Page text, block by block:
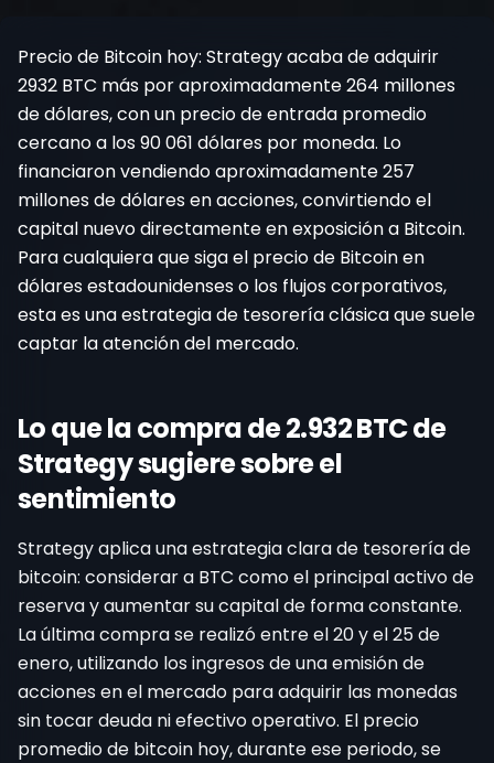
Precio de Bitcoin hoy: Strategy acaba de adquirir
2932 BTC más por aproximadamente 264 millones
de dólares, con un precio de entrada promedio
cercano a los 90 061 dólares por moneda. Lo
financiaron vendiendo aproximadamente 257
millones de dólares en acciones, convirtiendo el
capital nuevo directamente en exposición a Bitcoin.
Para cualquiera que siga el precio de Bitcoin en
dólares estadounidenses o los flujos corporativos,
esta es una estrategia de tesorería clásica que suele
captar la atención del mercado.
Lo que la compra de 2.932 BTC de
Strategy sugiere sobre el
sentimiento
Strategy aplica una estrategia clara de tesorería de
bitcoin: considerar a BTC como el principal activo de
reserva y aumentar su capital de forma constante.
La última compra se realizó entre el 20 y el 25 de
enero, utilizando los ingresos de una emisión de
acciones en el mercado para adquirir las monedas
sin tocar deuda ni efectivo operativo. El precio
promedio de bitcoin hoy, durante ese periodo, se